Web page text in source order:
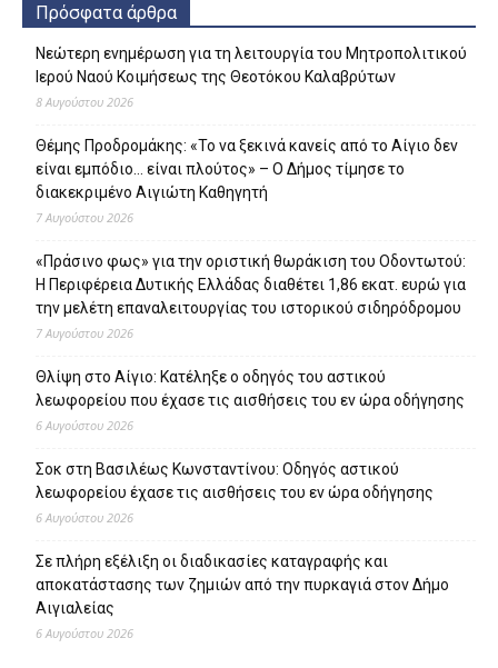
Πρόσφατα άρθρα
Νεώτερη ενημέρωση για τη λειτουργία του Μητροπολιτικού
Ιερού Ναού Κοιμήσεως της Θεοτόκου Καλαβρύτων
8 Αυγούστου 2026
Θέμης Προδρομάκης: «Το να ξεκινά κανείς από το Αίγιο δεν
είναι εμπόδιο… είναι πλούτος» – O Δήμος τίμησε το
διακεκριμένο Αιγιώτη Καθηγητή
7 Αυγούστου 2026
«Πράσινο φως» για την οριστική θωράκιση του Οδοντωτού:
Η Περιφέρεια Δυτικής Ελλάδας διαθέτει 1,86 εκατ. ευρώ για
την μελέτη επαναλειτουργίας του ιστορικού σιδηρόδρομου
7 Αυγούστου 2026
Θλίψη στο Αίγιο: Κατέληξε ο οδηγός του αστικού
λεωφορείου που έχασε τις αισθήσεις του εν ώρα οδήγησης
6 Αυγούστου 2026
Σοκ στη Βασιλέως Κωνσταντίνου: Οδηγός αστικού
λεωφορείου έχασε τις αισθήσεις του εν ώρα οδήγησης
6 Αυγούστου 2026
Σε πλήρη εξέλιξη οι διαδικασίες καταγραφής και
αποκατάστασης των ζημιών από την πυρκαγιά στον Δήμο
Αιγιαλείας
6 Αυγούστου 2026